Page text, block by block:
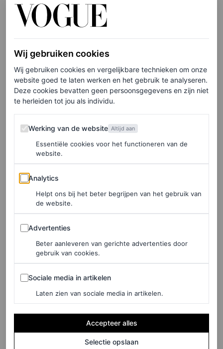
de rode loper. De chemie tussen de twee vrouwen was
duidelijk zichtbaar, wat de verwachtingen rond
alleen maar verder verhoogt.
‘Babygirl’
Babygirlbelooft een van de meest besproken films van
het jaar te worden. Met een sterke sterrencast, onder wie
Nicole Kidman, Harris Dickinson, Antonio Banderas,
Jude Law, Sophie Wilde en Jean Reno, verkent de film
Wij gebruiken cookies
Wij gebruiken cookies en vergelijkbare technieken om onze
website goed te laten werken en het gebruik te analyseren.
Deze cookies bevatten geen persoonsgegevens en zijn niet
te herleiden tot jou als individu.
Werking van de website
Werking van de website Altijd aan
Essentiële cookies voor het functioneren van de
website.
Analytics
Analytics
Helpt ons bij het beter begrijpen van het gebruik van
de website.
Advertenties
Advertenties
Beter aanleveren van gerichte advertenties door
gebruik van cookies.
Sociale media in artikelen
Sociale media in artikelen
Laten zien van sociale media in artikelen.
Accepteer alles
Selectie opslaan